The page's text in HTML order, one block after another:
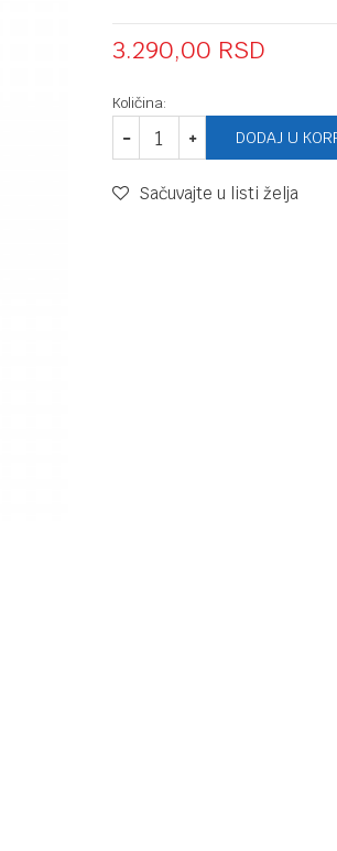
3.290,00 RSD
Količina:
DODAJ U
Sačuvajte u listi želja